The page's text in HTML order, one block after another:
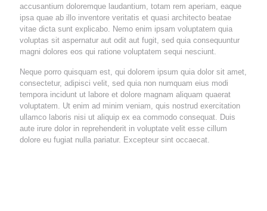
accusantium doloremque laudantium, totam rem aperiam, eaque
ipsa quae ab illo inventore veritatis et quasi architecto beatae
vitae dicta sunt explicabo. Nemo enim ipsam voluptatem quia
voluptas sit aspernatur aut odit aut fugit, sed quia consequuntur
magni dolores eos qui ratione voluptatem sequi nesciunt.
Neque porro quisquam est, qui dolorem ipsum quia dolor sit amet,
consectetur, adipisci velit, sed quia non numquam eius modi
tempora incidunt ut labore et dolore magnam aliquam quaerat
voluptatem. Ut enim ad minim veniam, quis nostrud exercitation
ullamco laboris nisi ut aliquip ex ea commodo consequat. Duis
aute irure dolor in reprehenderit in voluptate velit esse cillum
dolore eu fugiat nulla pariatur. Excepteur sint occaecat.